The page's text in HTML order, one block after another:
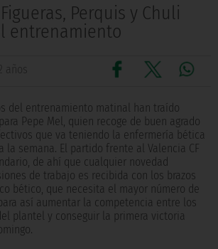
Perquis y Chuli
entrenamiento
años
del entrenamiento matinal han traído
Pepe Mel, quien recoge de buen agrado
que va teniendo la enfermería bética
la semana. El partido frente al Valencia CF
de ahí que cualquier novedad
de trabajo es recibida con los brazos
bético, que necesita el mayor número de
así aumentar la competencia entre los
plantel y conseguir la primera victoria